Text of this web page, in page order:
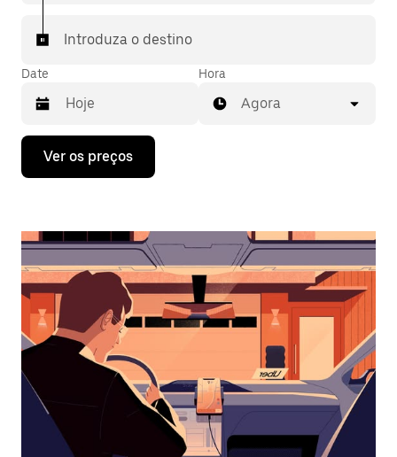
Introduza o destino
Date
Prima
tecla
interagir
o
calendário
selecionar
uma
data.
Prima
o
botão
Hora
Agora
Ver os preços